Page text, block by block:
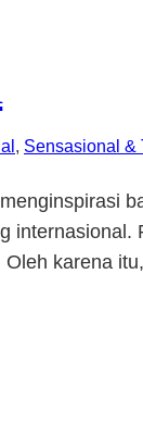
, Sensasional &
karena